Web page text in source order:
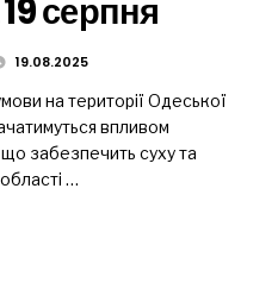
серпня
19.08.2025
на території Одеської
впливом
забезпечить суху та
…